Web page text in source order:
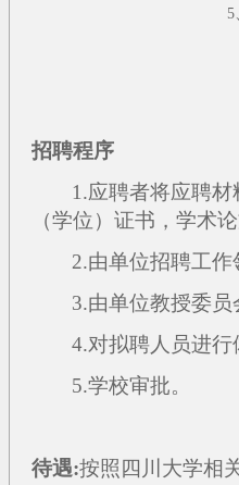
5
招聘程序
1.应聘者将应聘
（学位）证书，学术
2.由单位招聘工
3.由单位教授委
4.对拟聘人员进
5.学校审批。
待遇:按照四川大学相